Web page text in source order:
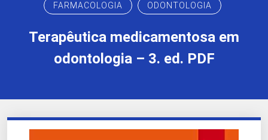
FARMACOLOGIA ODONTOLOGIA
Terapêutica medicamentosa em
odontologia – 3. ed. PDF